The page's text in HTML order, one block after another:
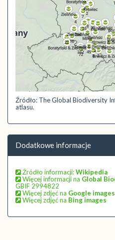
Źródło: The Global Biodiversity
atlasu.
Dodatkowe informacje
Źródło informacji:Wikipedia
Więcej informacji na Global
GBIF 2994822
Więcej zdjęć na Google images
Więcej zdjęć na Bing images